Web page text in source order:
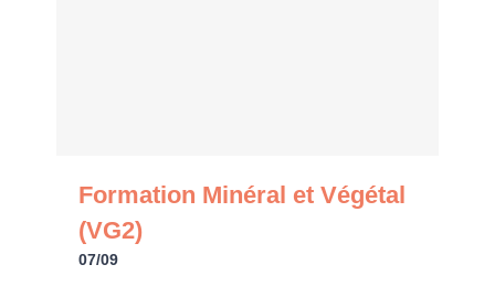
Formation Minéral et Végétal
(VG2)
07/09